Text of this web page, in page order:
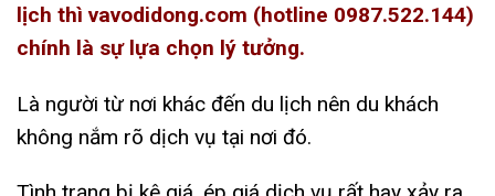
lịch thì vavodidong.com (hotline 0987.522.144)
chính là sự lựa chọn lý tưởng.
Là người từ nơi khác đến du lịch nên du khách
không nắm rõ dịch vụ tại nơi đó.